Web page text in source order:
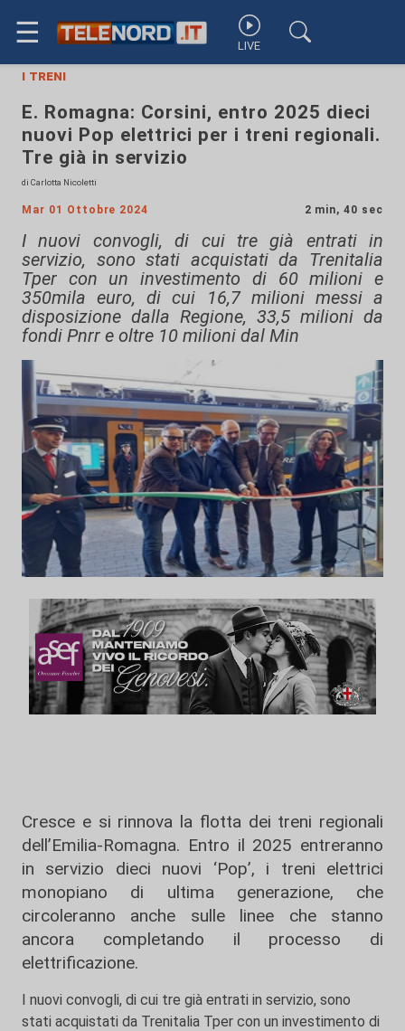
☰ LIVE
i treni
E. Romagna: Corsini, entro 2025 dieci
nuovi Pop elettrici per i treni regionali.
Tre già in servizio
di Carlotta Nicoletti
Mar 01 Ottobre 2024 2 min, 40 sec
I nuovi convogli, di cui tre già entrati in
servizio, sono stati acquistati da Trenitalia
Tper con un investimento di 60 milioni e
350mila euro, di cui 16,7 milioni messi a
disposizione dalla Regione, 33,5 milioni da
fondi Pnrr e oltre 10 milioni dal Min
Cresce e si rinnova la flotta dei treni regionali
dell’Emilia-Romagna. Entro il 2025 entreranno
in servizio dieci nuovi ‘Pop’, i treni elettrici
monopiano di ultima generazione, che
circoleranno anche sulle linee che stanno
ancora completando il processo di
elettrificazione.
I nuovi convogli, di cui tre già entrati in servizio, sono
stati acquistati da Trenitalia Tper con un investimento di